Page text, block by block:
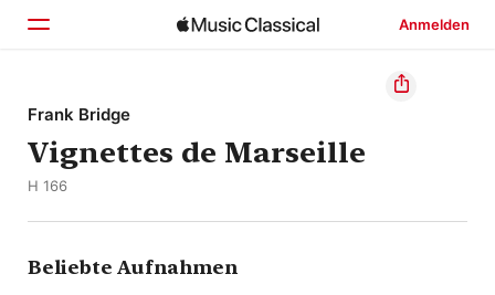
Anmelden
Startseite
Entdecken
Frank Bridge
Vignettes de Marseille
H 166
Beliebte Aufnahmen